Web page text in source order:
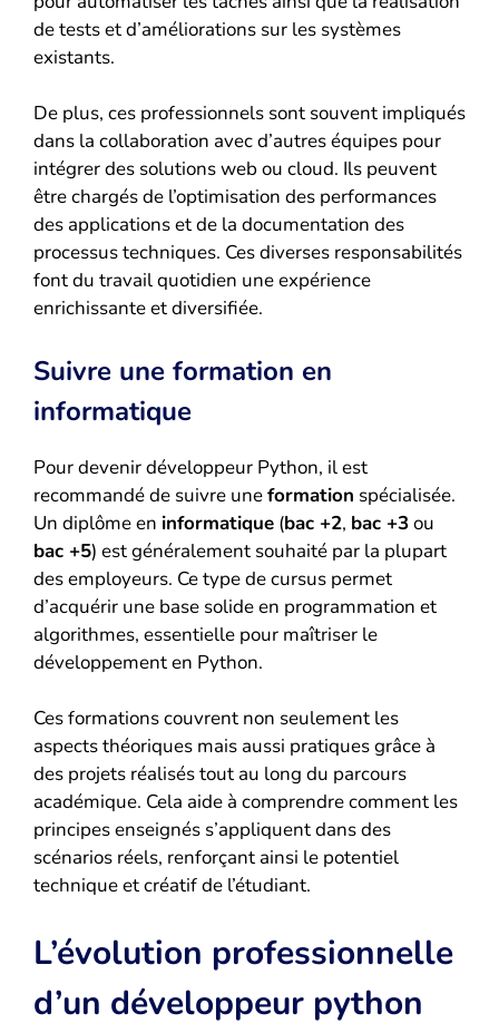
de tests et d’améliorations sur les systèmes
existants.
De plus, ces professionnels sont souvent impliqués
dans la collaboration avec d’autres équipes pour
intégrer des solutions web ou cloud. Ils peuvent
être chargés de l’optimisation des performances
des applications et de la documentation des
processus techniques. Ces diverses responsabilités
font du travail quotidien une expérience
enrichissante et diversifiée.
Suivre une formation en
informatique
Pour devenir développeur Python, il est
recommandé de suivre uneformation spécialisée.
Un diplôme en informatique (bac +2, bac +3ou
bac +5) est généralement souhaité par la plupart
des employeurs. Ce type de cursus permet
d’acquérir une base solide en programmation et
algorithmes, essentielle pour maîtriser le
développement en Python.
Ces formations couvrent non seulement les
aspects théoriques mais aussi pratiques grâce à
des projets réalisés tout au long du parcours
académique. Cela aide à comprendre comment les
principes enseignés s’appliquent dans des
scénarios réels, renforçant ainsi le potentiel
technique et créatif de l’étudiant.
L’évolution professionnelle
d’un développeur python